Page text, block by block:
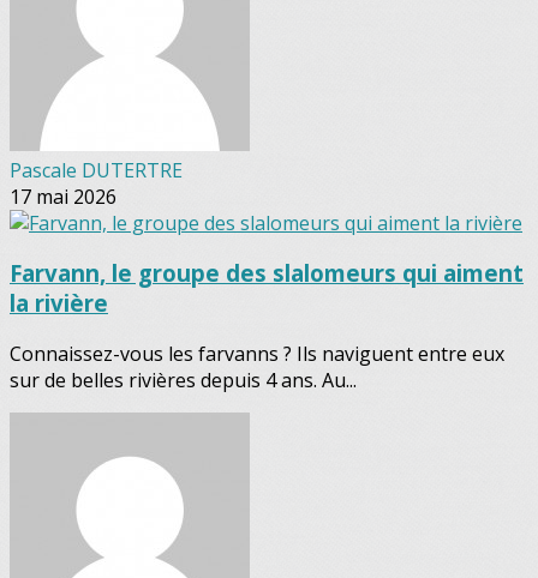
Pascale DUTERTRE
17 mai 2026
Farvann, le groupe des slalomeurs qui aiment
la rivière
Connaissez-vous les farvanns ? Ils naviguent entre eux
sur de belles rivières depuis 4 ans. Au...